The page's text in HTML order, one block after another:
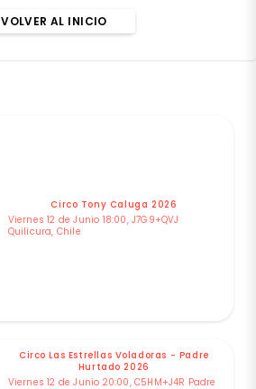
VOLVER AL INICIO
Circo Tony Caluga 2026
Viernes 12 de Junio 18:00, J7G9+QVJ
Quilicura, Chile
Circo Las Estrellas Voladoras - Padre
Hurtado 2026
Viernes 12 de Junio 20:00, C5HM+J4R Padre